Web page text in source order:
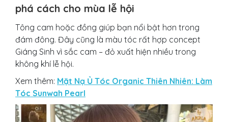
phá cách cho mùa lễ hội
Tông cam hoặc đồng giúp bạn nổi bật hơn trong
đám đông. Đây cũng là màu tóc rất hợp concept
Giáng Sinh vì sắc cam – đỏ xuất hiện nhiều trong
không khí lễ hội.
Xem thêm: Mặt Nạ Ủ Tóc Organic Thiên Nhiên: Làm
Tóc Sunwah Pearl